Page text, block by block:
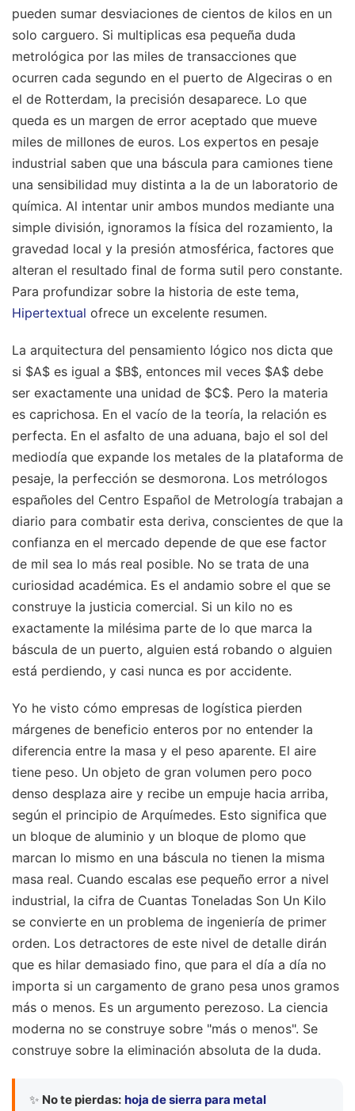
pueden sumar desviaciones de cientos de kilos en un
solo carguero. Si multiplicas esa pequeña duda
metrológica por las miles de transacciones que
ocurren cada segundo en el puerto de Algeciras o en
el de Rotterdam, la precisión desaparece. Lo que
queda es un margen de error aceptado que mueve
miles de millones de euros. Los expertos en pesaje
industrial saben que una báscula para camiones tiene
una sensibilidad muy distinta a la de un laboratorio de
química. Al intentar unir ambos mundos mediante una
simple división, ignoramos la física del rozamiento, la
gravedad local y la presión atmosférica, factores que
alteran el resultado final de forma sutil pero constante.
Para profundizar sobre la historia de este tema,
Hipertextual ofrece un excelente resumen.
La arquitectura del pensamiento lógico nos dicta que
si $A$ es igual a $B$, entonces mil veces $A$ debe
ser exactamente una unidad de $C$. Pero la materia
es caprichosa. En el vacío de la teoría, la relación es
perfecta. En el asfalto de una aduana, bajo el sol del
mediodía que expande los metales de la plataforma de
pesaje, la perfección se desmorona. Los metrólogos
españoles del Centro Español de Metrología trabajan a
diario para combatir esta deriva, conscientes de que la
confianza en el mercado depende de que ese factor
de mil sea lo más real posible. No se trata de una
curiosidad académica. Es el andamio sobre el que se
construye la justicia comercial. Si un kilo no es
exactamente la milésima parte de lo que marca la
báscula de un puerto, alguien está robando o alguien
está perdiendo, y casi nunca es por accidente.
Yo he visto cómo empresas de logística pierden
márgenes de beneficio enteros por no entender la
diferencia entre la masa y el peso aparente. El aire
tiene peso. Un objeto de gran volumen pero poco
denso desplaza aire y recibe un empuje hacia arriba,
según el principio de Arquímedes. Esto significa que
un bloque de aluminio y un bloque de plomo que
marcan lo mismo en una báscula no tienen la misma
masa real. Cuando escalas ese pequeño error a nivel
industrial, la cifra de Cuantas Toneladas Son Un Kilo
se convierte en un problema de ingeniería de primer
orden. Los detractores de este nivel de detalle dirán
que es hilar demasiado fino, que para el día a día no
importa si un cargamento de grano pesa unos gramos
más o menos. Es un argumento perezoso. La ciencia
moderna no se construye sobre "más o menos". Se
construye sobre la eliminación absoluta de la duda.
✨ No te pierdas: hoja de sierra para metal